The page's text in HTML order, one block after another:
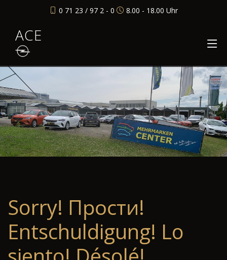
0 71 23 / 97 2 - 0 8.00 - 18.00 Uhr
ACE
Sorry! Прости!
Entschuldigung! Lo